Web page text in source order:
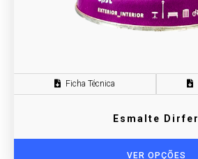
Ficha Técnica
Esmalte Dirfer
VER OPÇÕES